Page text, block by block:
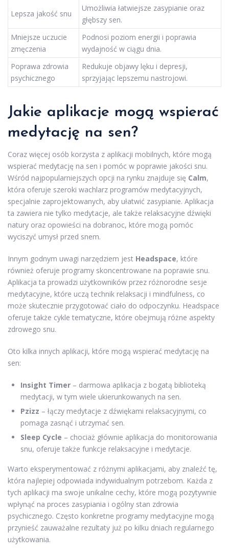
Lepsza jakość snu
Umożliwia łatwiejsze zasypianie oraz
głębszy sen.
Mniejsze uczucie
zmęczenia
Podnosi poziom energii i poprawia
wydajność w ciągu dnia.
Poprawa zdrowia
psychicznego
Redukuje objawy lęku i depresji,
sprzyjając lepszemu nastrojowi.
Jakie aplikacje mogą wspierać
medytację na sen?
Coraz więcej osób korzysta z aplikacji mobilnych, które mogą
wspierać medytację na sen i pomóc w poprawie jakości snu.
Wśród najpopularniejszych opcji na rynku znajduje się Calm,
która oferuje szeroki wachlarz programów medytacyjnych,
specjalnie zaprojektowanych, aby ułatwić zasypianie. Aplikacja
ta zawiera nie tylko medytacje, ale także relaksacyjne dźwięki
natury oraz opowieści na dobranoc, które mogą pomóc
wyciszyć umysł przed snem.
Innym godnym uwagi narzędziem jest Headspace, które
również oferuje programy skoncentrowane na poprawie snu.
Aplikacja ta prowadzi użytkowników przez różnorodne sesje
medytacyjne, które uczą technik relaksacji i mindfulness, co
może skutecznie przygotować ciało do odpoczynku. Headspace
oferuje także cykle tematyczne, które obejmują różne aspekty
zdrowego snu.
Oto kilka innych aplikacji, które mogą wspierać medytację na
sen:
Insight Timer – darmowa aplikacja z bogatą biblioteką
medytacji, w tym wiele ukierunkowanych na sen.
Pzizz – łączy medytacje z dźwiękami relaksacyjnymi, co
pomaga zasnąć i utrzymać sen.
Sleep Cycle – chociaż głównie aplikacja do monitorowania
snu, oferuje także funkcje relaksacyjne i medytacje.
Warto eksperymentować z różnymi aplikacjami, aby znaleźć tę,
która najlepiej odpowiada indywidualnym potrzebom. Każda z
tych aplikacji ma swoje unikalne cechy, które mogą pozytywnie
wpłynąć na proces zasypiania i ogólny stan zdrowia
psychicznego. Często konkretne programy medytacyjne mogą
przynieść zauważalne rezultaty już po kilku dniach regularnego
użytkowania.